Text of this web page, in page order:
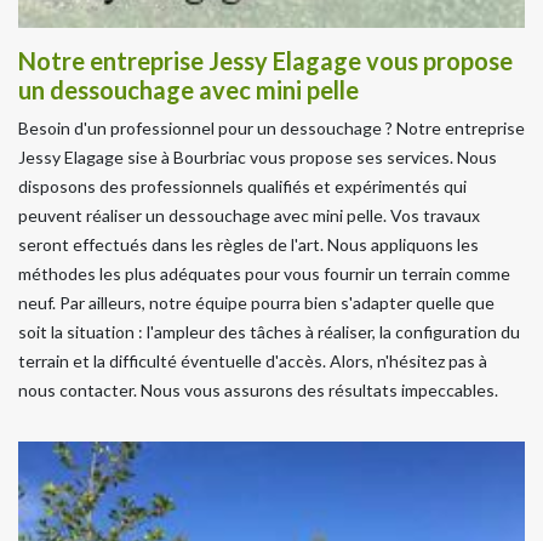
Notre entreprise Jessy Elagage vous propose
un dessouchage avec mini pelle
Besoin d'un professionnel pour un dessouchage ? Notre entreprise
Jessy Elagage sise à Bourbriac vous propose ses services. Nous
disposons des professionnels qualifiés et expérimentés qui
peuvent réaliser un dessouchage avec mini pelle. Vos travaux
seront effectués dans les règles de l'art. Nous appliquons les
méthodes les plus adéquates pour vous fournir un terrain comme
neuf. Par ailleurs, notre équipe pourra bien s'adapter quelle que
soit la situation : l'ampleur des tâches à réaliser, la configuration du
terrain et la difficulté éventuelle d'accès. Alors, n'hésitez pas à
nous contacter. Nous vous assurons des résultats impeccables.